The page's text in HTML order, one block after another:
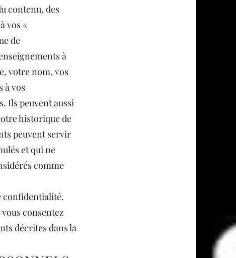
contenu, des
vos «
de
à
votre nom, vos
à vos
Ils peuvent aussi
historique de
peuvent servir
et qui ne
comme
confidentialité.
consentez
décrites dans la